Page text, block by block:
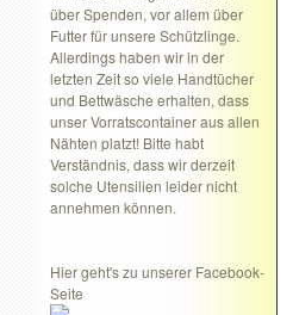
über Spenden, vor allem über
Futter für unsere Schützlinge.
Allerdings haben wir in der
letzten Zeit so viele Handtücher
und Bettwäsche erhalten, dass
unser Vorratscontainer aus allen
Nähten platzt! Bitte habt
Verständnis, dass wir derzeit
solche Utensilien leider nicht
annehmen können.
Hier geht's zu unserer Facebook-
Seite